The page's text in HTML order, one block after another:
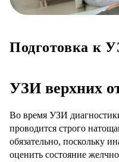
Подготовка к
УЗИ верхних
Во время УЗИ
проводится строго
обязательно, поскольку
оценить состояние